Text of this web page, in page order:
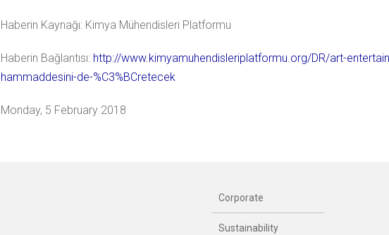
Haberin Kaynağı: Kimya Mühendisleri Platformu
Haberin Bağlantısı: http://www.kimyamuhendisleriplatformu.org/DR/art-
hammaddesini-de-%C3%BCretecek
Monday, 5 February 2018
Corporate
Sustainability